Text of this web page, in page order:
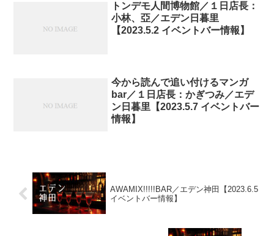
トンデモ人間博物館／１日店長：
小林、亞／エデン日暮里
【2023.5.2 イベントバー情報】
今から読んで追い付けるマンガ
bar／１日店長：かぎつみ／エデ
ン日暮里【2023.5.7 イベントバー
情報】
AWAMIX!!!!!BAR／エデン神田【2023.6.5
イベントバー情報】